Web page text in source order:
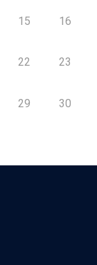
15 16
22 23
29 30